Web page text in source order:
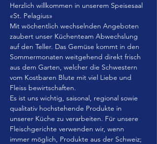
Herzlich willkommen in unserem Speisesaal
«St. Pelagius»
Mit wöchentlich wechselnden Angeboten
zaubert unser Küchenteam Abwechslung
auf den Teller. Das Gemüse kommt in den
Sommermonaten weitgehend direkt frisch
aus dem Garten, welcher die Schwestern
vom Kostbaren Blute mit viel Liebe und
Fleiss bewirtschaften.
Es ist uns wichtig, saisonal, regional sowie
qualitativ hochstehende Produkte in
unserer Küche zu verarbeiten. Für unsere
Fleischgerichte verwenden wir, wenn
immer möglich, Produkte aus der Schweiz;